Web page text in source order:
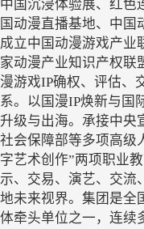
中国沉浸体验展、红色
国动漫直播基地、中国
成立中国动漫游戏产业
家动漫产业知识产权联
漫游戏IP确权、评估、
系。以国漫IP焕新与国
升级与出海。承接中央
社会保障部等多项高级
字艺术创作”两项职业
示、交易、演艺、交流
地未来视界。集团是全
体牵头单位之一，连续